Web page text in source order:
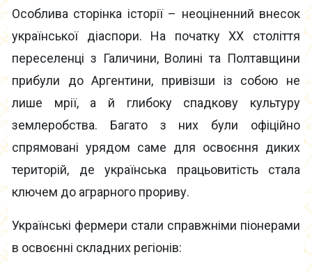
Особлива сторінка історії – неоціненний внесок
української діаспори. На початку XX століття
переселенці з Галичини, Волині та Полтавщини
прибули до Аргентини, привізши із собою не
лише мрії, а й глибоку спадкову культуру
землеробства. Багато з них були офіційно
спрямовані урядом саме для освоєння диких
територій, де українська працьовитість стала
ключем до аграрного прориву.
Українські фермери стали справжніми піонерами
в освоєнні складних регіонів: